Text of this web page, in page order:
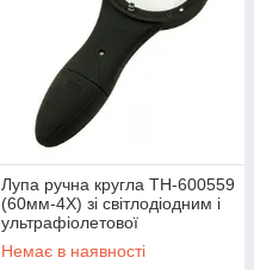
Лупа ручна кругла TH-600559
(60мм-4Х) зі світлодіодним і
ультрафіолетової
підсвічуванням
Немає в наявності